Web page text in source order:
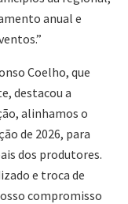
anual e
Coelho, que
destacou a
alinhamos o
de 2026, para
dos produtores.
e troca de
compromisso